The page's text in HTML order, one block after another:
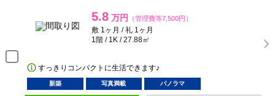
5.8 万円 （管理費等7,500円）
敷 1ヶ月 / 礼 1ヶ月
1階 / 1K / 27.88㎡
すっきりコンパクトに生活できます♪
新築 写真満載 パノラマ